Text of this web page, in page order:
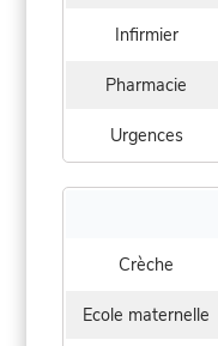
Infirmier
Pharmacie
Urgences
Crèche
Ecole maternelle